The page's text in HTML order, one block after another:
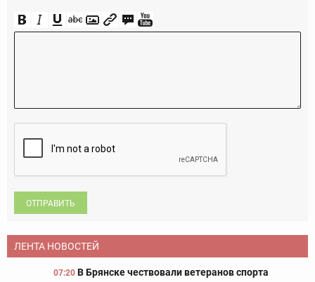
ОТПРАВИТЬ
ЛЕНТА НОВОСТЕЙ
07:20 В Брянске чествовали ветеранов спорта